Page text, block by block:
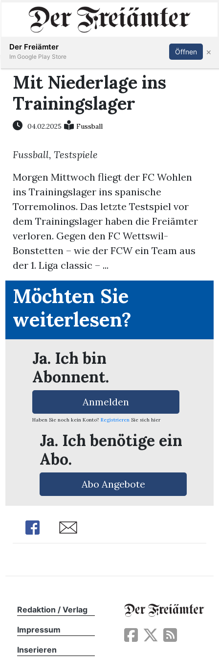
Immobilien
Veranstaltungen
Stellen
E-
Paper
Newsletter
Inserieren Abonnieren Anmelden
Mit Niederlage ins
Trainingslager
04.02.2025 Fussball
Fussball, Testspiele
Morgen Mittwoch fliegt der FC Wohlen
ins Trainingslager ins spanische
Torremolinos. Das letzte Testspiel vor
dem Trainingslager haben die Freiämter
verloren. Gegen den FC Wettswil-
Bonstetten – wie der FCW ein Team aus
der 1. Liga classic – ...
Möchten Sie
weiterlesen?
Ja. Ich bin
Abonnent.
Anmelden
Haben Sie noch kein Konto? Registrieren Sie sich hier
Ja. Ich benötige ein
Abo.
Abo Angebote
Share Share
Redaktion / Verlag
Impressum
Inserieren
Der Freiämter
Im Google Play Store
Öffnen ×